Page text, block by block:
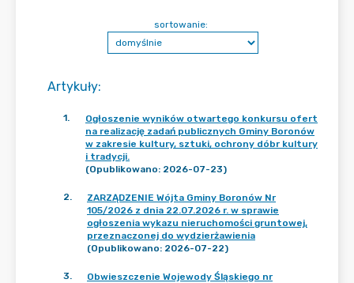
Artykuły:
sortowanie:
1.
Ogłoszenie wyników otwartego konkursu ofert
na realizację zadań publicznych Gminy Boronów
w zakresie kultury, sztuki, ochrony dóbr kultury
i tradycji.
(Opublikowano: 2026-07-23)
2.
ZARZĄDZENIE Wójta Gminy Boronów Nr
105/2026 z dnia 22.07.2026 r. w sprawie
ogłoszenia wykazu nieruchomości gruntowej,
przeznaczonej do wydzierżawienia
(Opublikowano: 2026-07-22)
3.
Obwieszczenie Wojewody Śląskiego nr